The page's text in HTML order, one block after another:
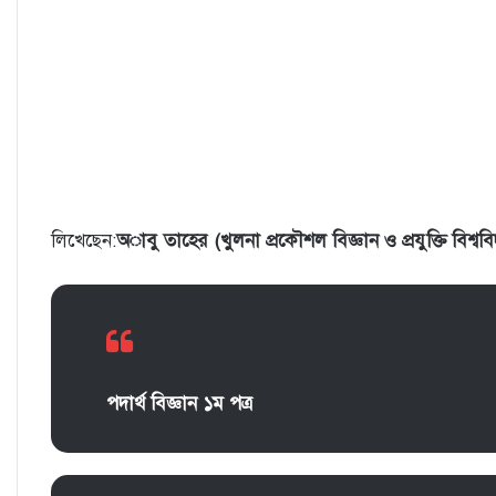
লিখেছেন:অাবু তাহের (খুলনা প্রকৌশল বিজ্ঞান ও প্রযুক্তি
পদার্থ বিজ্ঞান ১ম পত্র